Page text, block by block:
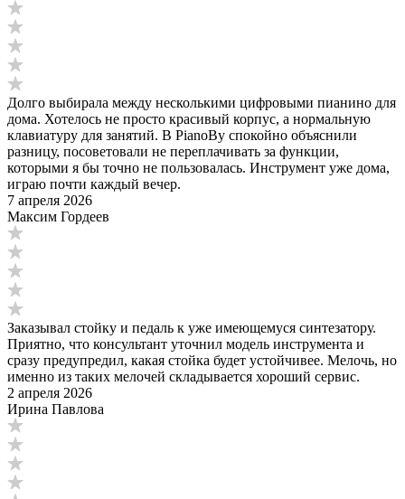
Долго выбирала между несколькими цифровыми пианино для
дома. Хотелось не просто красивый корпус, а нормальную
клавиатуру для занятий. В PianoBy спокойно объяснили
разницу, посоветовали не переплачивать за функции,
которыми я бы точно не пользовалась. Инструмент уже дома,
играю почти каждый вечер.
7 апреля 2026
Максим Гордеев
Заказывал стойку и педаль к уже имеющемуся синтезатору.
Приятно, что консультант уточнил модель инструмента и
сразу предупредил, какая стойка будет устойчивее. Мелочь, но
именно из таких мелочей складывается хороший сервис.
2 апреля 2026
Ирина Павлова